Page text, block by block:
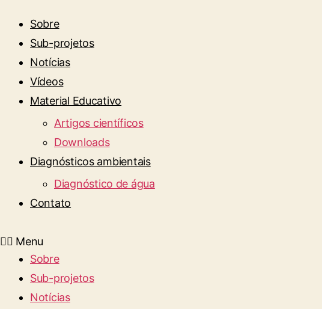
Sobre
Sub-projetos
Notícias
Vídeos
Material Educativo
Artigos científicos
Downloads
Diagnósticos ambientais
Diagnóstico de água
Contato
Menu
Sobre
Sub-projetos
Notícias